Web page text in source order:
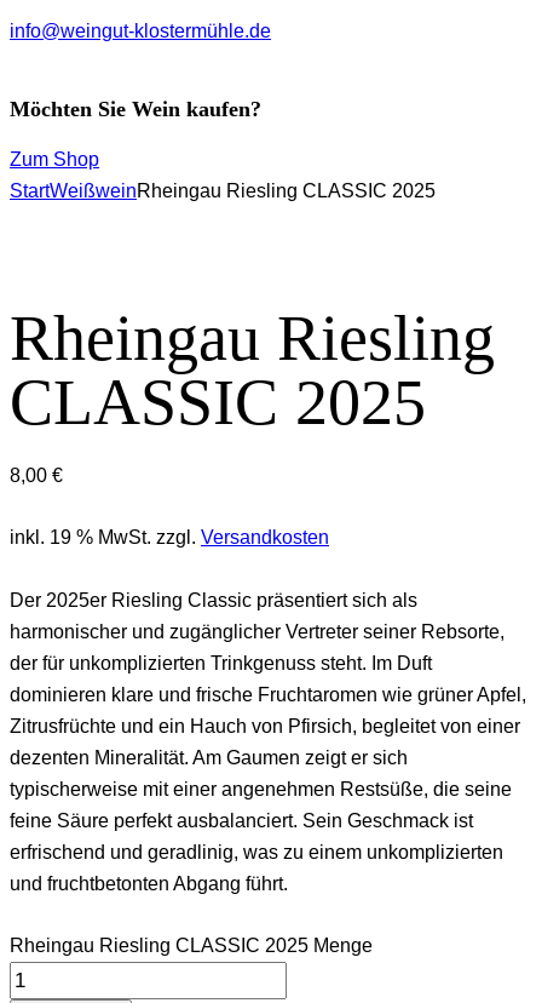
info@weingut-klostermühle.de
Möchten Sie Wein kaufen?
Zum Shop
StartWeißweinRheingau Riesling CLASSIC 2025
Rheingau Riesling
CLASSIC 2025
8,00 €
inkl. 19 % MwSt. zzgl. Versandkosten
Der 2025er Riesling Classic präsentiert sich als
harmonischer und zugänglicher Vertreter seiner Rebsorte,
der für unkomplizierten Trinkgenuss steht. Im Duft
dominieren klare und frische Fruchtaromen wie grüner Apfel,
Zitrusfrüchte und ein Hauch von Pfirsich, begleitet von einer
dezenten Mineralität. Am Gaumen zeigt er sich
typischerweise mit einer angenehmen Restsüße, die seine
feine Säure perfekt ausbalanciert. Sein Geschmack ist
erfrischend und geradlinig, was zu einem unkomplizierten
und fruchtbetonten Abgang führt.
Rheingau Riesling CLASSIC 2025 Menge